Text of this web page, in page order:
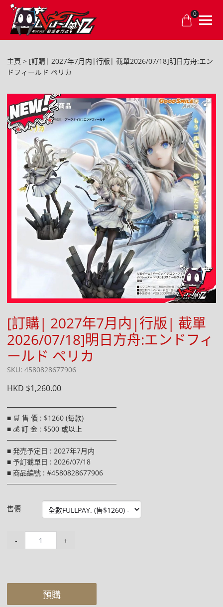
0
主頁
[訂購| 2027年7月内|行版| 截單2026/07/18]明日方舟:エン
ドフィールド ペリカ
[訂購| 2027年7月内|行版| 截單
2026/07/18]明日方舟:エンドフィ
ールド ペリカ
SKU: 4580828677906
HKD $1,260.00
──────────────────────
■ 🛒 售 價 : $1260 (每款)
■ 💰 訂 金 : $500 或以上
──────────────────────
■ 発売予定日 : 2027年7月内
■ 予訂截單日 : 2026/07/18
■ 商品編號 : #4580828677906
──────────────────────
售價
- +
預購